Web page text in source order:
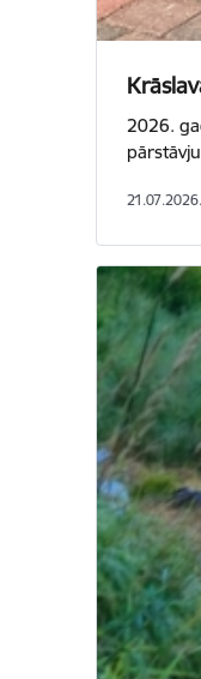
2026.
21.07.2026.